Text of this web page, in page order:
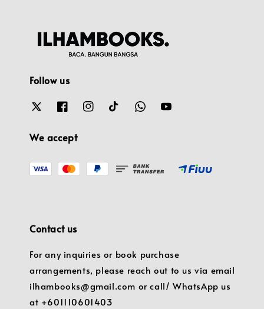
Follow us
We accept
Contact us
For any inquiries or book purchase
arrangements, please reach out to us via email
ilhambooks@gmail.com or call/ WhatsApp us
at +601110601403